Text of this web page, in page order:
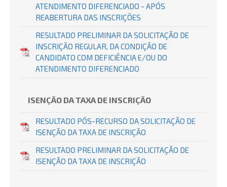
ATENDIMENTO DIFERENCIADO - APÓS
REABERTURA DAS INSCRIÇÕES
RESULTADO PRELIMINAR DA SOLICITAÇÃO DE
INSCRIÇÃO REGULAR, DA CONDIÇÃO DE
CANDIDATO COM DEFICIÊNCIA E/OU DO
ATENDIMENTO DIFERENCIADO
ISENÇÃO DA TAXA DE INSCRIÇÃO
RESULTADO PÓS-RECURSO DA SOLICITAÇÃO DE
ISENÇÃO DA TAXA DE INSCRIÇÃO
RESULTADO PRELIMINAR DA SOLICITAÇÃO DE
ISENÇÃO DA TAXA DE INSCRIÇÃO